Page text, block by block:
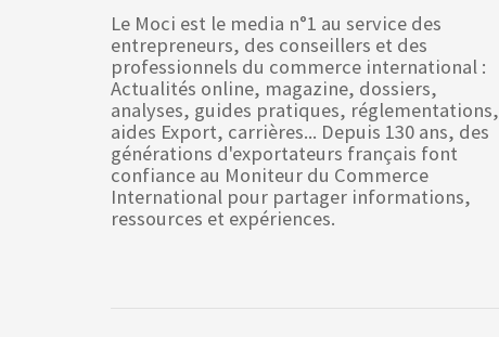
Le Moci est le media n°1 au service des
entrepreneurs, des conseillers et des
professionnels du commerce international :
Actualités online, magazine, dossiers,
analyses, guides pratiques, réglementations,
aides Export, carrières... Depuis 130 ans, des
générations d'exportateurs français font
confiance au Moniteur du Commerce
International pour partager informations,
ressources et expériences.